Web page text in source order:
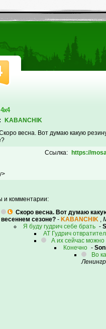
KABANCHIK
весна. Вот думаю какую
Ссылка:
https://
и комментарии:
Скоро весна. Вот думаю
весеннем сезоне? - KABANCHIK ,
Я буду гудрич себе брать -
АТ Гудрич
А их сейчас
Конечно -
Во